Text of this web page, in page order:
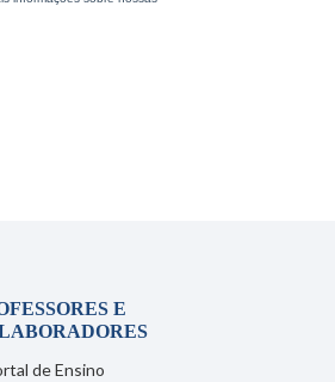
E
de Ensino